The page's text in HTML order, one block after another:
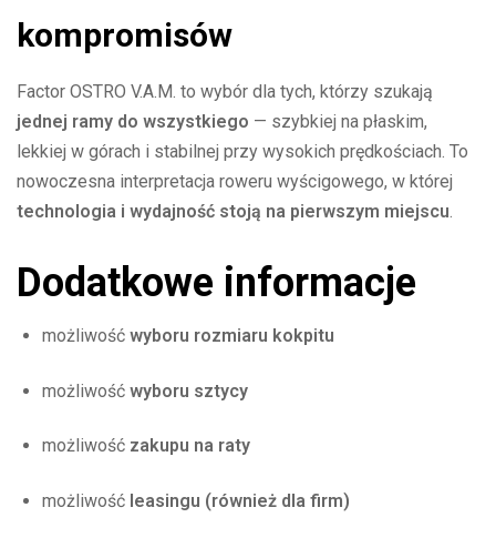
kompromisów
Factor OSTRO V.A.M. to wybór dla tych, którzy szukają
jednej ramy do wszystkiego — szybkiej na płaskim,
lekkiej w górach i stabilnej przy wysokich prędkościach. To
nowoczesna interpretacja roweru wyścigowego, w której
technologia i wydajność stoją na pierwszym miejscu.
Dodatkowe informacje
możliwość wyboru rozmiaru kokpitu
możliwość wyboru sztycy
możliwość zakupu na raty
możliwość leasingu (również dla firm)